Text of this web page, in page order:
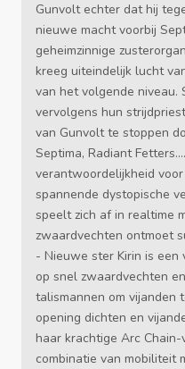
Gunvolt echter dat hij
nieuwe macht voorbij
geheimzinnige
kreeg uiteindelijk lucht
van het volgende niveau.
vervolgens hun
van Gunvolt te stoppen
Septima, Radiant
verantwoordelijkheid
spannende dystopische
speelt zich af in realtime
zwaardvechten ontmoet
- Nieuwe ster Kirin is een
op snel zwaardvechten
talismannen om vijanden
opening dichten en
haar krachtige Arc
combinatie van mobiliteit